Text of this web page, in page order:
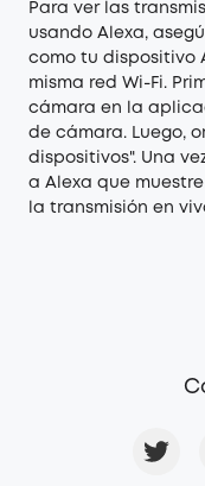
Para ver las
usando Alexa,
como tu dispositivo
misma red Wi-Fi.
cámara en la
de cámara. Luego,
dispositivos". Una
a Alexa que
la transmisión en